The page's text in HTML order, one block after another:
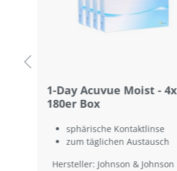
1-Day Acuvue Moist - 4x
180er Box
sphärische Kontaktlinse
zum täglichen Austausch
Hersteller: Johnson & Johnson